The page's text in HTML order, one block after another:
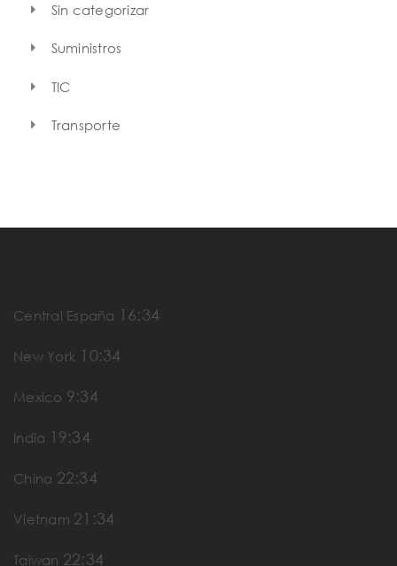
Sin categorizar
Suministros
TIC
Transporte
Central España 16:34
New York 10:34
Mexico 9:34
India 19:34
China 22:34
Vietnam 21:34
Taiwan 22:34